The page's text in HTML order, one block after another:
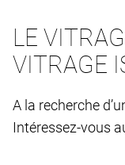
LE
VITRAGE
A la recherche
Intéressez-vous